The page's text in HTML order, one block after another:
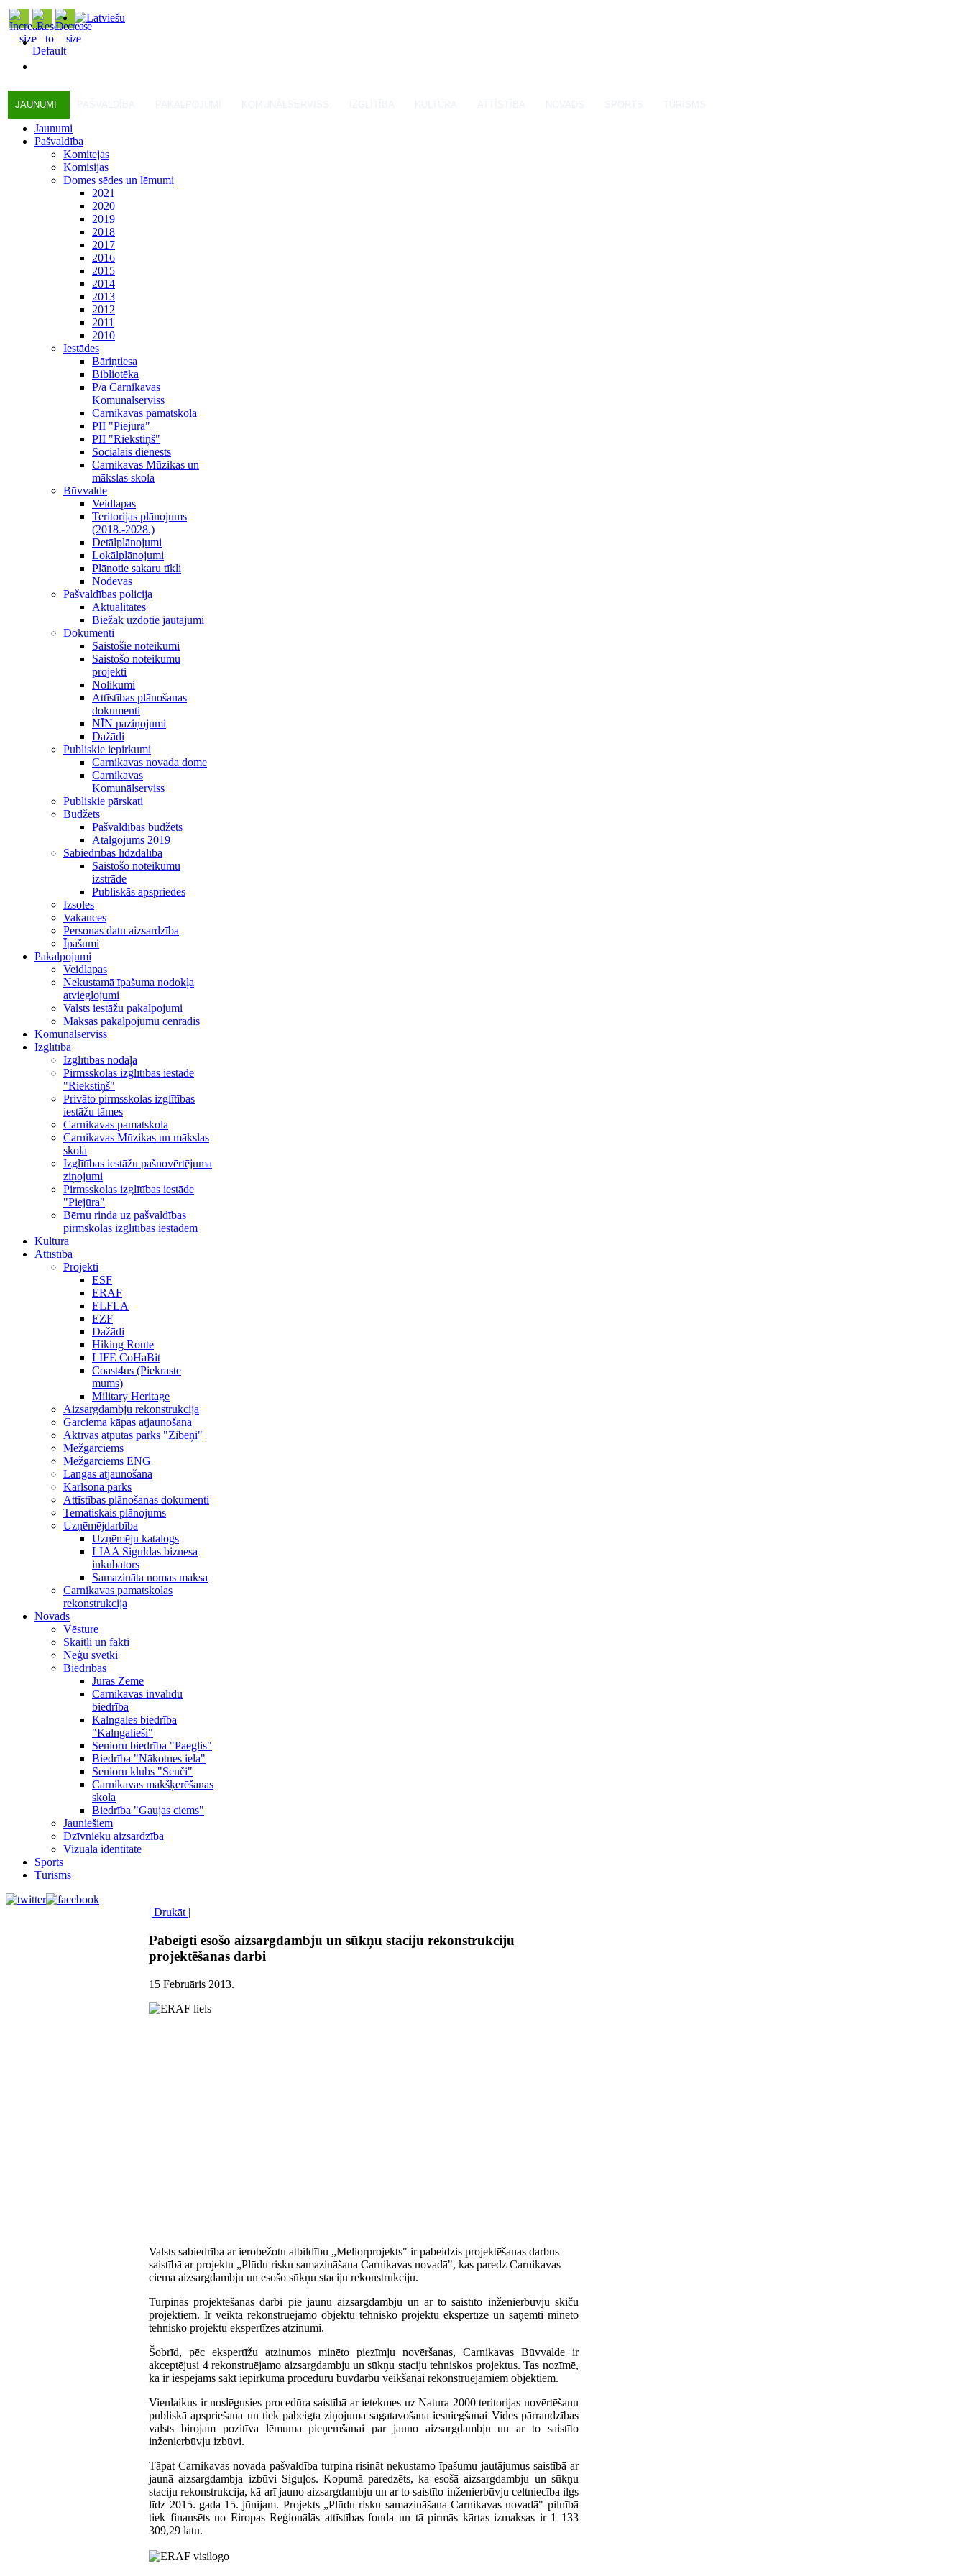
JAUNUMI
Jaunumi
Pašvaldība
Komitejas
Komisijas
Domes sēdes un lēmumi
2021
2020
2019
2018
2017
2016
2015
2014
2013
2012
2011
2010
Iestādes
Bāriņtiesa
Bibliotēka
P/a Carnikavas
Komunālserviss
Carnikavas pamatskola
PII "Piejūra"
PII "Riekstiņš"
Sociālais dienests
Carnikavas Mūzikas un
mākslas skola
Būvvalde
Veidlapas
Teritorijas plānojums
(2018.-2028.)
Detālplānojumi
Lokālplānojumi
Plānotie sakaru tīkli
Nodevas
Pašvaldības policija
Aktualitātes
Biežāk uzdotie jautājumi
Dokumenti
Saistošie noteikumi
Saistošo noteikumu
projekti
Nolikumi
Attīstības plānošanas
dokumenti
NĪN paziņojumi
Dažādi
Publiskie iepirkumi
Carnikavas novada dome
Carnikavas
Komunālserviss
Publiskie pārskati
Budžets
Pašvaldības budžets
Atalgojums 2019
Sabiedrības līdzdalība
Saistošo noteikumu
izstrāde
Publiskās apspriedes
Izsoles
Vakances
Personas datu aizsardzība
Īpašumi
Pakalpojumi
Veidlapas
Nekustamā īpašuma nodokļa
atvieglojumi
Valsts iestāžu pakalpojumi
Maksas pakalpojumu cenrādis
Komunālserviss
Izglītība
Izglītības nodaļa
Pirmsskolas izglītības iestāde
"Riekstiņš"
Privāto pirmsskolas izglītības
iestāžu tāmes
Carnikavas pamatskola
Carnikavas Mūzikas un mākslas
skola
Izglītības iestāžu pašnovērtējuma
ziņojumi
Pirmsskolas izglītības iestāde
"Piejūra"
Bērnu rinda uz pašvaldības
pirmskolas izglītības iestādēm
Kultūra
Attīstība
Projekti
ESF
ERAF
ELFLA
EZF
Dažādi
Hiking Route
LIFE CoHaBit
Coast4us (Piekraste
mums)
Military Heritage
Aizsargdambju rekonstrukcija
Garciema kāpas atjaunošana
Aktīvās atpūtas parks "Zibeņi"
Mežgarciems
Mežgarciems ENG
Langas atjaunošana
Karlsona parks
Attīstības plānošanas dokumenti
Tematiskais plānojums
Uzņēmējdarbība
Uzņēmēju katalogs
LIAA Siguldas biznesa
inkubators
Samazināta nomas maksa
Carnikavas pamatskolas
rekonstrukcija
Novads
Vēsture
Skaitļi un fakti
Nēģu svētki
Biedrības
Jūras Zeme
Carnikavas invalīdu
biedrība
Kalngales biedrība
"Kalngalieši"
Senioru biedrība "Paeglis"
Biedrība "Nākotnes iela"
Senioru klubs "Senči"
Carnikavas makšķerēšanas
skola
Biedrība "Gaujas ciems"
Jauniešiem
Dzīvnieku aizsardzība
Vizuālā identitāte
Sports
Tūrisms
| Drukāt |
Pabeigti esošo aizsargdambju un sūkņu staciju rekonstrukciju
projektēšanas darbi
15 Februāris 2013.
Valsts sabiedrība ar ierobežotu atbildību „Meliorprojekts" ir pabeidzis projektēšanas darbus
saistībā ar projektu „Plūdu risku samazināšana Carnikavas novadā", kas paredz Carnikavas
ciema aizsargdambju un esošo sūkņu staciju rekonstrukciju.
Turpinās projektēšanas darbi pie jaunu aizsargdambju un ar to saistīto inženierbūvju skiču
projektiem. Ir veikta rekonstruējamo objektu tehnisko projektu ekspertīze un saņemti minēto
tehnisko projektu ekspertīzes atzinumi.
Šobrīd, pēc ekspertīžu atzinumos minēto piezīmju novēršanas, Carnikavas Būvvalde ir
akceptējusi 4 rekonstruējamo aizsargdambju un sūkņu staciju tehniskos projektus. Tas nozīmē,
ka ir iespējams sākt iepirkuma procedūru būvdarbu veikšanai rekonstruējamiem objektiem.
Vienlaikus ir noslēgusies procedūra saistībā ar ietekmes uz Natura 2000 teritorijas novērtēšanu
publiskā apspriešana un tiek pabeigta ziņojuma sagatavošana iesniegšanai Vides pārraudzības
valsts birojam pozitīva lēmuma pieņemšanai par jauno aizsargdambju un ar to saistīto
inženierbūvju izbūvi.
Tāpat Carnikavas novada pašvaldība turpina risināt nekustamo īpašumu jautājumus saistībā ar
jaunā aizsargdambja izbūvi Siguļos. Kopumā paredzēts, ka esošā aizsargdambju un sūkņu
staciju rekonstrukcija, kā arī jauno aizsargdambju un ar to saistīto inženierbūvju celtniecība ilgs
līdz 2015. gada 15. jūnijam. Projekts „Plūdu risku samazināšana Carnikavas novadā" pilnībā
tiek finansēts no Eiropas Reģionālās attīstības fonda un tā pirmās kārtas izmaksas ir 1 133
309,29 latu.